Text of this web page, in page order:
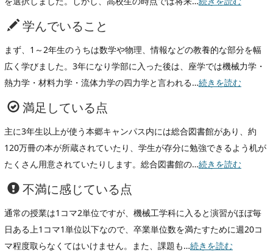
学んでいること
まず、1～2年生のうちは数学や物理、情報などの教養的な部分を幅
広く学びました。3年になり学部に入った後は、座学では機械力学・
熱力学・材料力学・流体力学の四力学と言われる…続きを読む
満足している点
主に3年生以上が使う本郷キャンパス内には総合図書館があり、約
120万冊の本が所蔵されていたり、学生が存分に勉強できるよう机が
たくさん用意されていたりします。総合図書館の…続きを読む
不満に感じている点
通常の授業は1コマ2単位ですが、機械工学科に入ると演習がほぼ毎
日ある上1コマ1単位以下なので、卒業単位数を満たすために週20コ
マ程度取らなくてはいけません。また、課題も…続きを読む